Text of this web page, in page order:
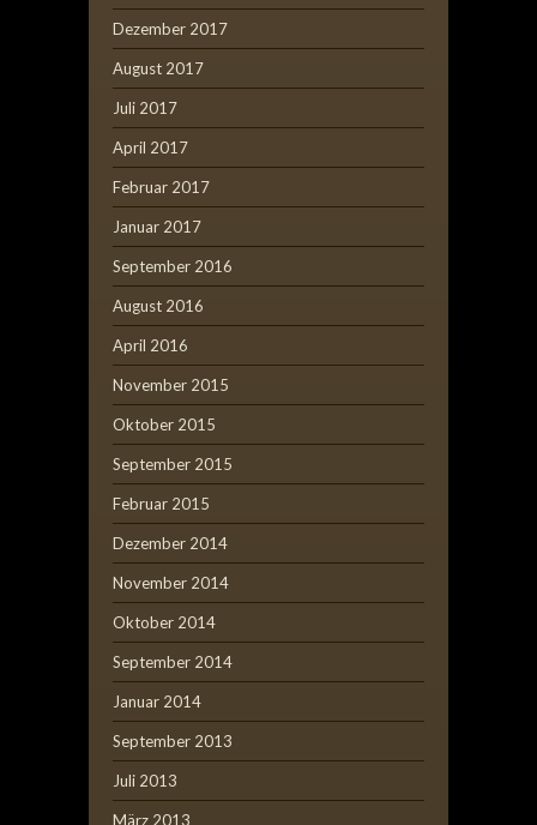
Dezember 2017
August 2017
Juli 2017
April 2017
Februar 2017
Januar 2017
September 2016
August 2016
April 2016
November 2015
Oktober 2015
September 2015
Februar 2015
Dezember 2014
November 2014
Oktober 2014
September 2014
Januar 2014
September 2013
Juli 2013
März 2013